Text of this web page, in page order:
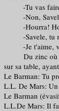
-Tu vas faire
-Non, Savele.
-Hourra!
-Savele, tu ne
-Je t'aime,
Du zinc où je
sur sa table,
Le Barman: Tu
L.L. De Mars:
Le Barman
L.L.De Mars: Il